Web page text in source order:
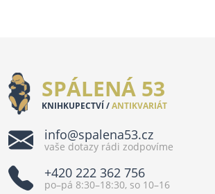
SPÁLENÁ 53
KNIHKUPECTVÍ /ANTIKVARIÁT
info@spalena53.cz
vaše dotazy rádi zodpovíme
+420 222 362 756
po–pá 8:30–18:30, so 10–16